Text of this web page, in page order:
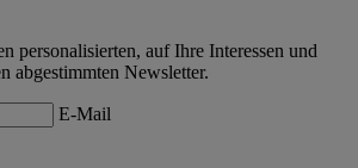
personalisierten, auf Ihre Interessen und
abgestimmten Newsletter.
E-Mail